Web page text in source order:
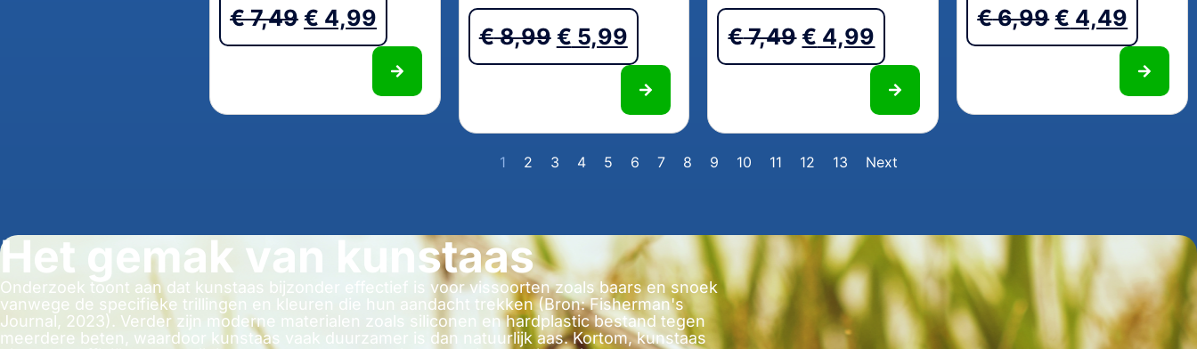
€7,49 € 4,99
€8,99 € 5,99 €7,49 € 4,99
€6,99 € 4,49
1 2 3 4 5 6 7 8 9 10 11 12 13 Next
Het gemak van kunstaas
Onderzoek toont aan dat kunstaas bijzonder effectief is voor vissoorten zoals baars en snoek
vanwege de specifieke trillingen en kleuren die hun aandacht trekken (Bron: Fisherman's
Journal, 2023). Verder zijn moderne materialen zoals siliconen en hardplastic bestand tegen
meerdere beten, waardoor kunstaas vaak duurzamer is dan natuurlijk aas. Kortom, kunstaas